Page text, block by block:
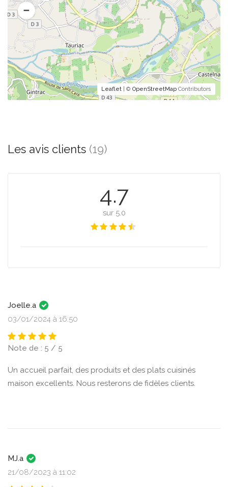
Leaflet | © OpenStreetMap Contributors
Les avis clients (19)
4.7
sur 5.0
Joelle.a
03/01/2024 à 16:50
Note de : 5 / 5
Un accueil parfait, des produits et des plats cuisinés
maison excellents. Nous resterons de fidèles clients.
MJ.a
21/08/2023 à 11:02